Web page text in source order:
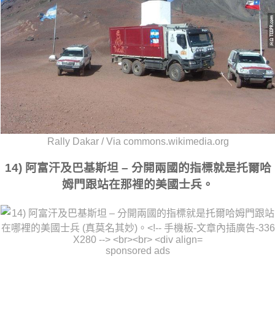
Rally Dakar / Via commons.wikimedia.org
14) 阿富汗及巴基斯坦 – 分開兩國的指標就是托爾哈
姆門跟站在那裡的美國士兵。
sponsored ads